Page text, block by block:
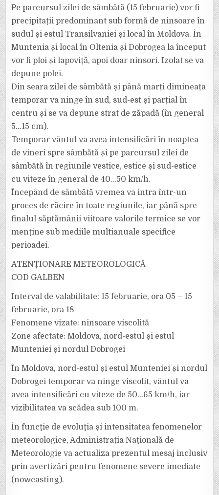
Pe parcursul zilei de sâmbătă (15 februarie) vor fi
precipitații predominant sub formă de ninsoare în
sudul și estul Transilvaniei și local în Moldova. În
Muntenia și local în Oltenia și Dobrogea la început
vor fi ploi și lapoviță, apoi doar ninsori. Izolat se va
depune polei.
Din seara zilei de sâmbătă și până marți dimineața
temporar va ninge în sud, sud-est și parțial în
centru și se va depune strat de zăpadă (în general
5…15 cm).
Temporar vântul va avea intensificări în noaptea
de vineri spre sâmbătă și pe parcursul zilei de
sâmbătă în regiunile vestice, estice și sud-estice
cu viteze în general de 40…50 km/h.
Începând de sâmbătă vremea va intra într-un
proces de răcire în toate regiunile, iar până spre
finalul săptămânii viitoare valorile termice se vor
menține sub mediile multianuale specifice
perioadei.
ATENȚIONARE METEOROLOGICĂ
COD GALBEN
Interval de valabilitate: 15 februarie, ora 05 – 15
februarie, ora 18
Fenomene vizate: ninsoare viscolită
Zone afectate: Moldova, nord-estul și estul
Munteniei și nordul Dobrogei
În Moldova, nord-estul și estul Munteniei și nordul
Dobrogei temporar va ninge viscolit, vântul va
avea intensificări cu viteze de 50…65 km/h, iar
vizibilitatea va scădea sub 100 m.
În funcţie de evoluţia şi intensitatea fenomenelor
meteorologice, Administraţia Naţională de
Meteorologie va actualiza prezentul mesaj inclusiv
prin avertizări pentru fenomene severe imediate
(nowcasting).